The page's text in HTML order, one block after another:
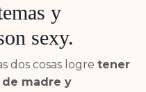
y
sexy.
dos cosas logre tener
madre y